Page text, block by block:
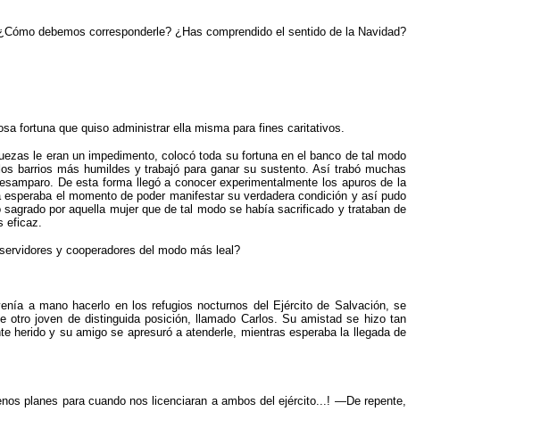
debemos corresponderle? ¿Has comprendido el sentido de la Navidad?
fortuna que quiso administrar ella misma para fines caritativos.
le eran un impedimento, colocó toda su fortuna en el banco de tal modo
barrios más humildes y trabajó para ganar su sustento. Así trabó muchas
De esta forma llegó a conocer experimentalmente los apuros de la
el momento de poder manifestar su verdadera condición y así pudo
por aquella mujer que de tal modo se había sacrificado y trataban de
eficaz.
y cooperadores del modo más leal?
a mano hacerlo en los refugios nocturnos del Ejército de Salvación, se
joven de distinguida posición, llamado Carlos. Su amistad se hizo tan
herido y su amigo se apresuró a atenderle, mientras esperaba la llegada de
planes para cuando nos licenciaran a ambos del ejército...! —De repente,